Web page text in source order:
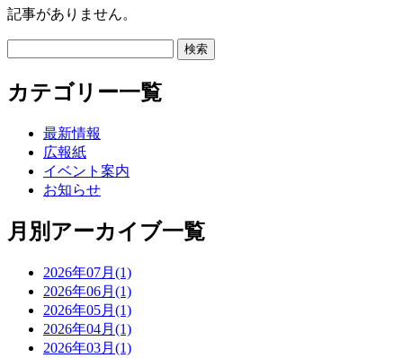
記事がありません。
カテゴリー一覧
最新情報
広報紙
イベント案内
お知らせ
月別アーカイブ一覧
2026年07月(1)
2026年06月(1)
2026年05月(1)
2026年04月(1)
2026年03月(1)